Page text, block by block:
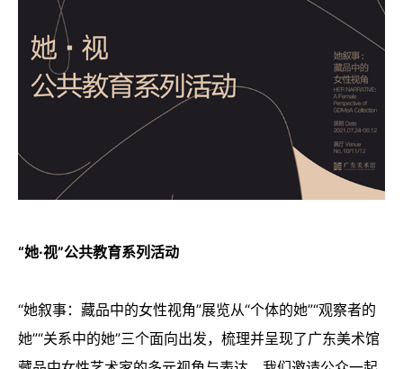
“她·视”公共教育系列活动
“她叙事：藏品中的女性视角”展览从“个体的她”“观察者的
她”“关系中的她”三个面向出发，梳理并呈现了广东美术馆